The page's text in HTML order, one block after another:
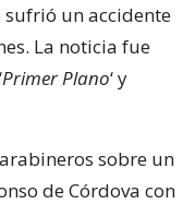
sufrió un accidente
La noticia fue
Primer Plano‘ y
sobre un
de Córdova con